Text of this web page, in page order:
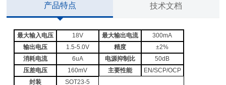
产品特点 技术文档
最大输入电压 18V 最大输出电流
300mA
输出电压
1.5-5.0V 精度
±2%
消耗电流
6uA 电源抑制比
50dB
压差电压
160mV 主要性能
EN/SCP/OCP
封装
SOT23-5